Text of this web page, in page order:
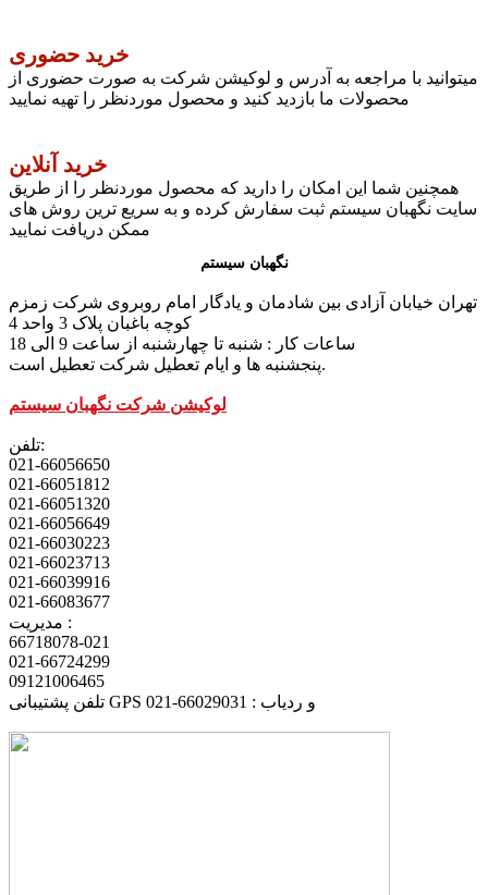
خرید حضوری
میتوانید با مراجعه به آدرس و لوکیشن شرکت به صورت حضوری از
محصولات ما بازدید کنید و محصول موردنظر را تهیه نمایید
خرید آنلاین
همچنین شما این امکان را دارید که محصول موردنظر را از طریق
سایت نگهبان سیستم ثبت سفارش کرده و به سریع ترین روش های
ممکن دریافت نمایید
نگهبان سیستم
تهران خیابان آزادی بین شادمان و یادگار امام روبروی شرکت زمزم
کوچه باغبان پلاک 3 واحد 4
پنجشنبه ها و ایام تعطیل شرکت تعطیل است.
لوکیشن شرکت نگهبان سیستم
تلفن:
021-66056650
021-66051812
021-66051320
021-66056649
021-66030223
021-66023713
021-66039916
021-66083677
مدیریت :
66718078-021
021-66724299
09121006465
تلفن پشتیبانی GPS و ردیاب : 66029031-021